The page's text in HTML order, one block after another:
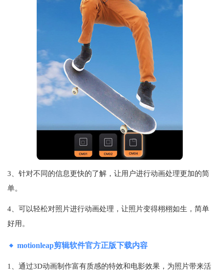
3、针对不同的信息更快的了解，让用户进行动画处理更加的简
单。
4、可以轻松对照片进行动画处理，让照片变得栩栩如生，简单
好用。
motionleap剪辑软件官方正版下载内容
1、通过3D动画制作富有质感的特效和电影效果，为照片带来活